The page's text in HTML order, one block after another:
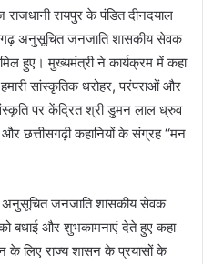
रायपुर के पंडित दीनदयाल
अनुसूचित जनजाति शासकीय सेवक
हुए। मुख्यमंत्री ने कार्यक्रम में कहा
सांस्कृतिक धरोहर, परंपराओं और
पर केंद्रित श्री डुमन लाल ध्रुव
छत्तीसगढ़ी कहानियों के संग्रह ‘‘मन
अनुसूचित जनजाति शासकीय सेवक
को बधाई और शुभकामनाएं देते हुए कहा
के लिए राज्य शासन के प्रयासों के